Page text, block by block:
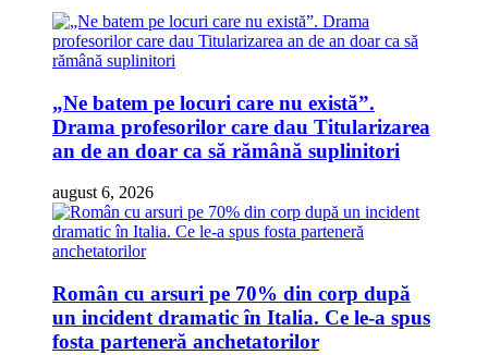
„Ne batem pe locuri care nu există”.
Drama profesorilor care dau Titularizarea
an de an doar ca să rămână suplinitori
august 6, 2026
Român cu arsuri pe 70% din corp după
un incident dramatic în Italia. Ce le-a spus
fosta parteneră anchetatorilor